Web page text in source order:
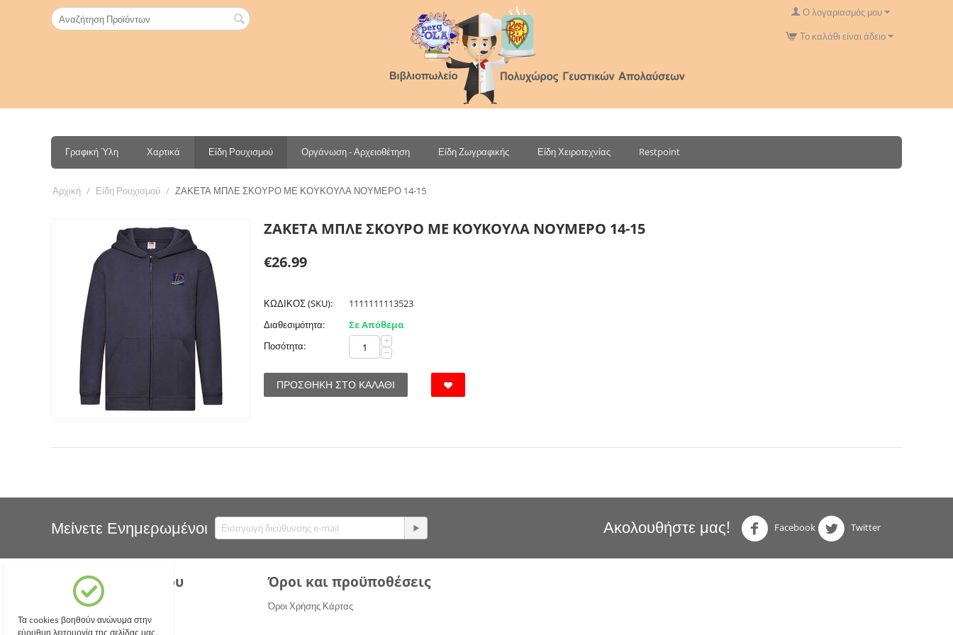
Ο λογαριασμός μου
Το καλάθι είναι άδειο
Γραφική Ύλη Χαρτικά Είδη Ρουχισμού Οργάνωση - Αρχειοθέτηση Είδη Ζωγραφικής Είδη Χειροτεχνίας Restpoint
Αρχική / Είδη Ρουχισμού / ΖΑΚΕΤΑ ΜΠΛΕ ΣΚΟΥΡΟ ΜΕ ΚΟΥΚΟΥΛΑ ΝΟΥΜΕΡΟ 14-15
ΖΑΚΕΤΑ ΜΠΛΕ ΣΚΟΥΡΟ ΜΕ ΚΟΥΚΟΥΛΑ ΝΟΥΜΕΡΟ 14-15
€26.99
ΚΩΔΙΚΟΣ (SKU):
1111111113523
Διαθεσιμότητα:
Σε Απόθεμα
Ποσότητα:
+
−
ΠΡΟΣΘΉΚΗ ΣΤΟ ΚΑΛΆΘΙ
Μείνετε Ενημερωμένοι Ακολουθήστε μας! Facebook Twitter
Ο λογαριασμός μου
Σύνδεση
Δημιουργία Λογαριασμού
Όροι και προϋποθέσεις
Όροι Χρήσης Κάρτας
Τα cookies βοηθούν ανώνυμα στην
εύρυθμη λειτουργία της σελίδας μας.